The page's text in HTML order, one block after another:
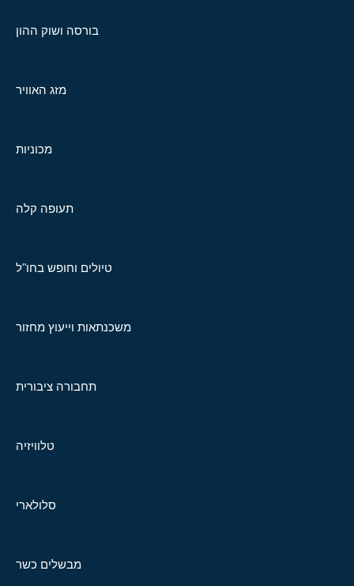
בורסה ושוק ההון
מזג האוויר
מכוניות
תעופה קלה
טיולים וחופש בחו"ל
משכנתאות וייעוץ מחזור
תחבורה ציבורית
טלוויזיה
סלולארי
מבשלים כשר